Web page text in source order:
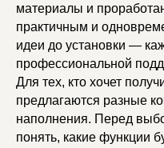
материалы и
практичным и
идеи до установки —
профессиональной
Для тех, кто хочет
предлагаются разные
наполнения. Перед
понять, какие функции
/ помощь
Остались
Оставьте заявку и мы
свяжитесь с нами по телефону
+7 (903) 590-33-34